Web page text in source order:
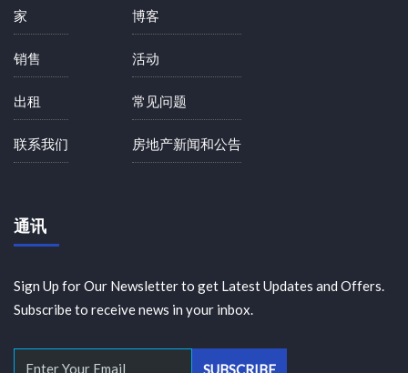
家
销售
出租
联系我们
博客
活动
常见问题
房地产新闻和公告
通讯
Sign Up for Our Newsletter to get Latest Updates and Offers.
Subscribe to receive news in your inbox.